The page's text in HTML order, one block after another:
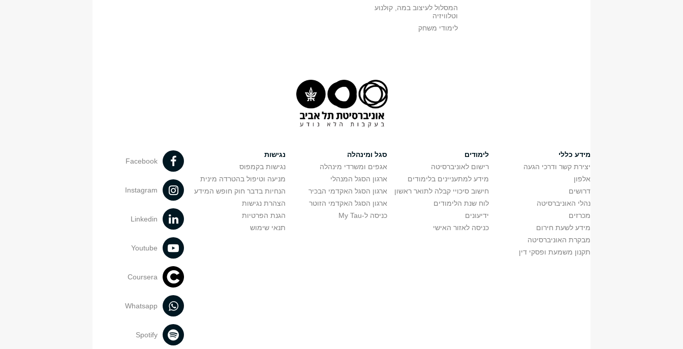
המסלול לעיצוב במה, קולנוע
וטלוויזיה
לימודי משחק
מידע כללי
יצירת קשר ודרכי הגעה
אלפון
דרושים
נהלי האוניברסיטה
מכרזים
מידע לשעת חירום
מבקרת האוניברסיטה
תקנון משמעת ופסקי דין
לימודים
רישום לאוניברסיטה
מידע למתעניינים בלימודים
חישוב סיכויי קבלה לתואר ראשון
לוח שנת הלימודים
ידיעונים
כניסה לאזור האישי
סגל ומינהלה
אגפים ומשרדי מינהלה
ארגון הסגל המנהלי
ארגון הסגל האקדמי הבכיר
ארגון הסגל האקדמי הזוטר
כניסה ל-My Tau
נגישות
נגישות בקמפוס
מניעה וטיפול בהטרדה מינית
הנחיות בדבר חוק חופש המידע
הצהרת נגישות
הגנת הפרטיות
תנאי שימוש
Facebook
Instagram
Linkedin
Youtube
Coursera
Whatsapp
Spotify